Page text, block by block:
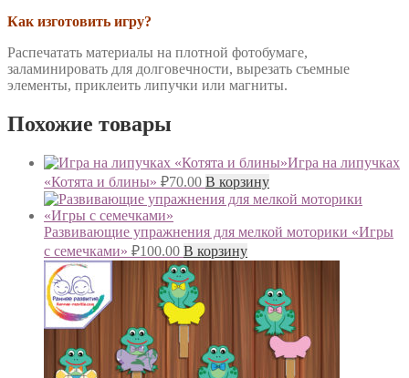
Как изготовить игру?
Распечатать материалы на плотной фотобумаге,
заламинировать для долговечности, вырезать съемные
элементы, приклеить липучки или магниты.
Похожие товары
Игра на липучках
«Котята и блины» ₽70.00 В корзину
Развивающие упражнения для мелкой моторики «Игры
с семечками» ₽100.00 В корзину